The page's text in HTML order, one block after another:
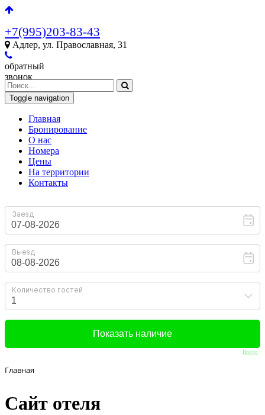
+7(995)203-83-43
Адлер, ул. Православная, 31
обратный
звонок
Toggle navigation
Главная
Бронирование
O нас
Номера
Цены
На территории
Контакты
Bnovo
Главная
Сайт отеля